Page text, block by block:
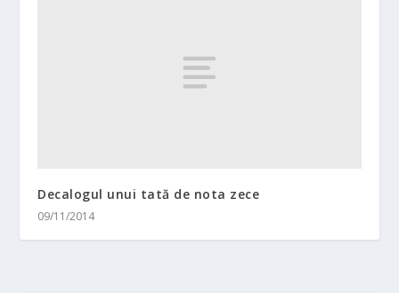
Decalogul unui tată de nota zece
09/11/2014